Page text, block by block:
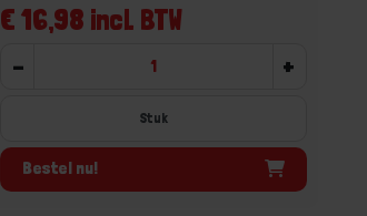
€ 16,98 incl. BTW
- +
Stuk
Bestel nu!